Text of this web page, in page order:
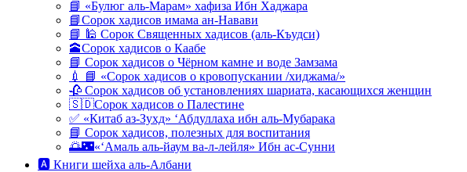
📘 «Булюг аль-Марам» хафиза Ибн Хаджара
📘Сорок хадисов имама ан-Навави
📘 🕌 Сорок Священных хадисов (аль-Къудси)
🕋Сорок хадисов о Каабе
📘 Сорок хадисов о Чёрном камне и воде Замзама
💉 📘 «Сорок хадисов о кровопускании /хиджама/»
🥀 Сорок хадисов об установлениях шариата, касающихся женщин
🇸🇩Сорок хадисов о Палестине
✅ «Китаб аз-Зухд» ‘Абдуллаха ибн аль-Мубарака
📘 Сорок хадисов, полезных для воспитания
🌅🌃«‘Амаль аль-йаум ва-л-лейля» Ибн ас-Сунни
🅰 Книги шейха аль-Албани